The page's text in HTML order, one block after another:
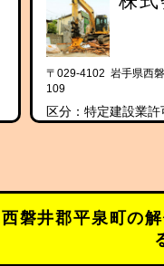
〒029-4102 岩手県西
109
区分：特定建設業許
西磐井郡平泉町の